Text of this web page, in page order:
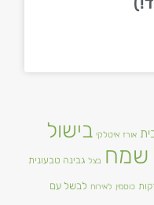
אורז איטלקי בישול
שמח בצל גבינה טבעונית
כוסמין לאירוח לבשל עם